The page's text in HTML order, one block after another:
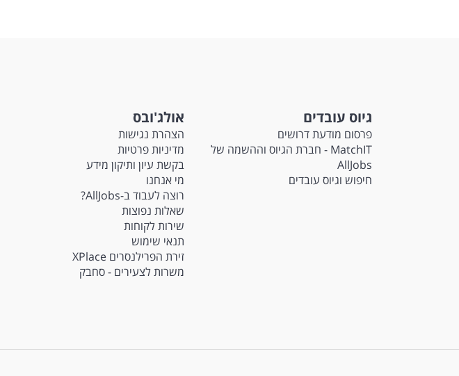
גיוס עובדים
פרסום מודעת דרושים
MatchIT - חברת הגיוס וההשמה של
AllJobs
חיפוש וגיוס עובדים
אולג'ובס
הצהרת נגישות
מדיניות פרטיות
בקשת עיון ותיקון מידע
מי אנחנו
רוצה לעבוד ב-AllJobs?
שאלות נפוצות
שירות לקוחות
תנאי שימוש
זירת הפרילנסרים XPlace
משרות לצעירים - סחבק